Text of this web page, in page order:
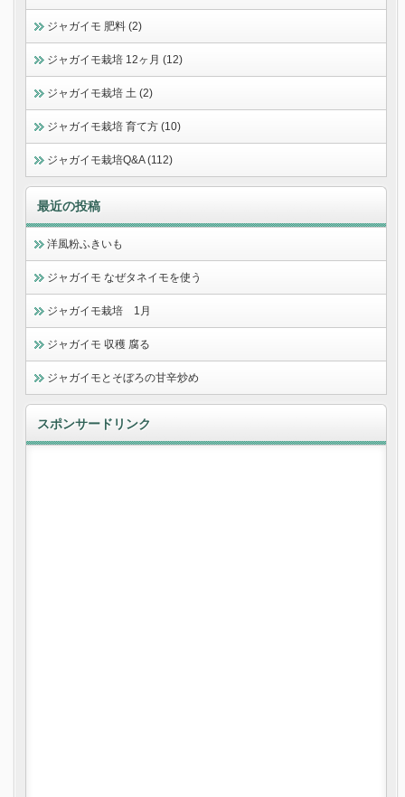
ジャガイモ 肥料 (2)
ジャガイモ栽培 12ヶ月 (12)
ジャガイモ栽培 土 (2)
ジャガイモ栽培 育て方 (10)
ジャガイモ栽培Q&A (112)
最近の投稿
洋風粉ふきいも
ジャガイモ なぜタネイモを使う
ジャガイモ栽培 1月
ジャガイモ 収穫 腐る
ジャガイモとそぼろの甘辛炒め
スポンサードリンク